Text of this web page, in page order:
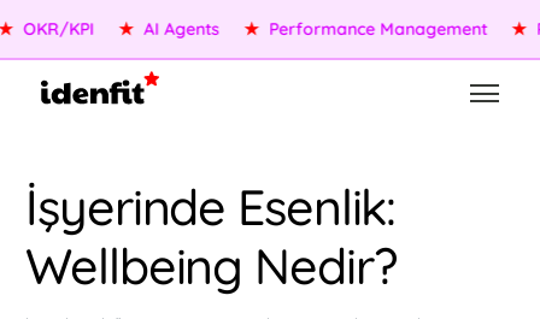
KPI ★ AI Agents ★ Performance Management ★
İşyerinde Esenlik:
Wellbeing Nedir?